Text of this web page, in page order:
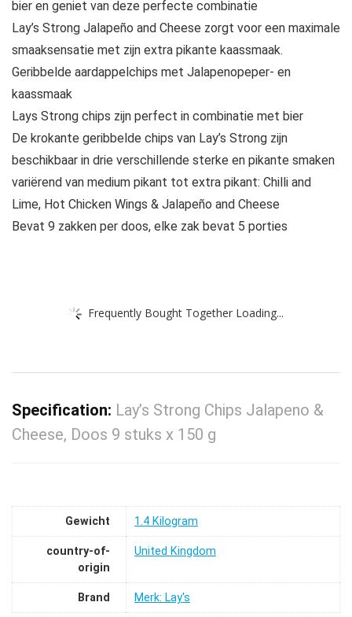
bier en geniet van deze perfecte combinatie
Lay’s Strong Jalapeño and Cheese zorgt voor een maximale
smaaksensatie met zijn extra pikante kaassmaak.
Geribbelde aardappelchips met Jalapenopeper- en
kaassmaak
Lays Strong chips zijn perfect in combinatie met bier
De krokante geribbelde chips van Lay’s Strong zijn
beschikbaar in drie verschillende sterke en pikante smaken
variërend van medium pikant tot extra pikant: Chilli and
Lime, Hot Chicken Wings & Jalapeño and Cheese
Bevat 9 zakken per doos, elke zak bevat 5 porties
Frequently Bought Together Loading...
Specification: Lay’s Strong Chips Jalapeno &
Cheese, Doos 9 stuks x 150 g
Gewicht ‎1.4 Kilogram
country-of-
origin
‎United Kingdom
Brand Merk: Lay's